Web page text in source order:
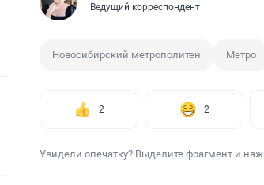
Ведущий корреспондент
Новосибирский метрополитен Метро
2 2
Увидели опечатку? Выделите фрагмент и